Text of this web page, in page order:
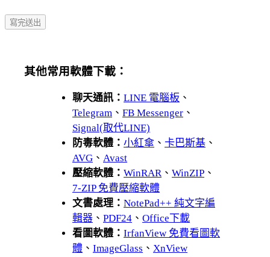
其他常用軟體下載：
聊天通訊： LINE 電腦板 、
Telegram 、 FB Messenger 、
Signal(取代LINE)
防毒軟體： 小紅傘 、 卡巴斯基 、
AVG 、 Avast
壓縮軟體： WinRAR、 WinZIP 、
7-ZIP 免費壓縮軟體
文書處理： NotePad++ 純文字編
輯器 、 PDF24 、 Office下載
看圖軟體： IrfanView 免費看圖軟
體 、 ImageGlass 、 XnView